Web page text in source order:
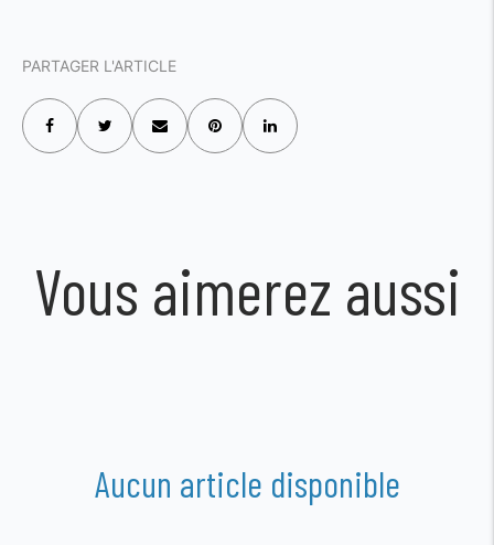
PARTAGER L'ARTICLE
Vous aimerez aussi
Aucun article disponible